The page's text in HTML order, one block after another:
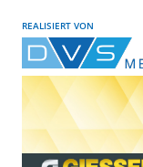
REALISIERT VON